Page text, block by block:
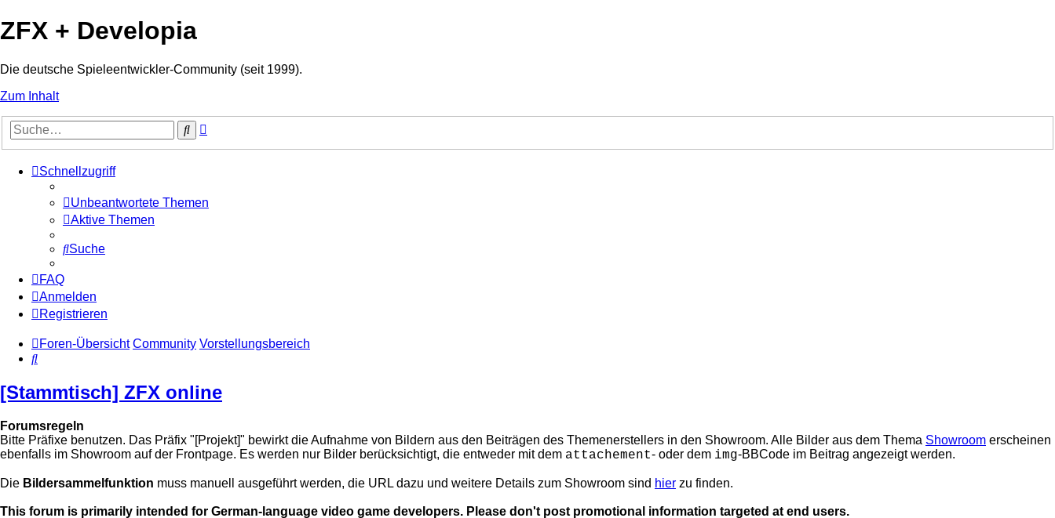
ZFX + Developia
Die deutsche Spieleentwickler-Community (seit 1999).
Zum Inhalt
Suche
Schnellzugriff
Unbeantwortete Themen
Aktive Themen
Suche
FAQ
Anmelden
Registrieren
Foren-Übersicht Community Vorstellungsbereich
Suche
[Stammtisch] ZFX online
Forumsregeln
Bitte Präfixe benutzen. Das Präfix "[Projekt]" bewirkt die Aufnahme von Bildern aus den Beiträgen des Themenerstellers in den Showroom. Alle Bilder aus dem Thema Showroom erscheinen
ebenfalls im Showroom auf der Frontpage. Es werden nur Bilder berücksichtigt, die entweder mit dem attachement- oder dem img-BBCode im Beitrag angezeigt werden.
Die Bildersammelfunktion muss manuell ausgeführt werden, die URL dazu und weitere Details zum Showroom sind hier zu finden.
This forum is primarily intended for German-language video game developers. Please don't post promotional information targeted at end users.